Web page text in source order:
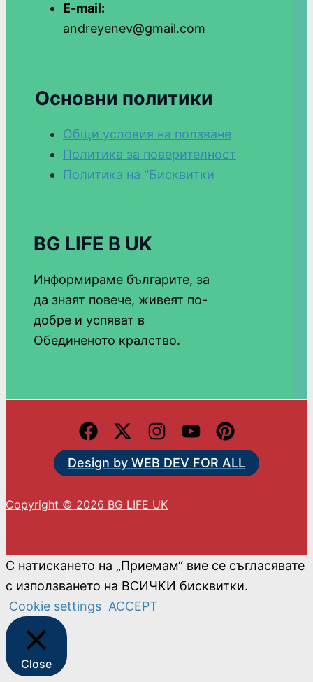
E-mail:
andreyenev@gmail.com
Основни политики
Общи условия на ползване
Политика за поверителност
Политика на "Бисквитки
BG LIFE В UK
Информираме българите, за
да знаят повече, живеят по-
добре и успяват в
Обединеното кралство.
Design by WEB DEV FOR ALL
Copyright © 2026 BG LIFE UK
С натискането на „Приемам“ вие се съгласявате
с използването на ВСИЧКИ бисквитки.
Cookie settings ACCEPT
Close